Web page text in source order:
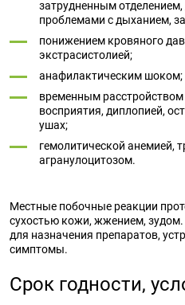
затрудненным
проблемами с дыханием,
понижением кровяного
экстрасистолией;
анафилактическим шоком;
временным расстройством
восприятия, диплопией,
ушах;
гемолитической анемией,
агранулоцитозом.
Местные побочные реакции
сухостью кожи, жжением, зудом.
для назначения препаратов,
симптомы.
Срок годности,